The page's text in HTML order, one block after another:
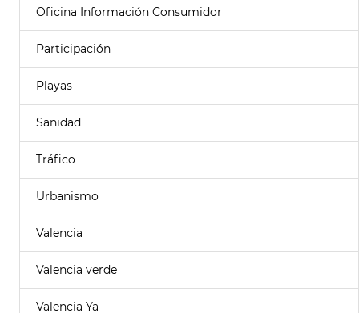
Oficina Información Consumidor
Participación
Playas
Sanidad
Tráfico
Urbanismo
Valencia
Valencia verde
Valencia Ya